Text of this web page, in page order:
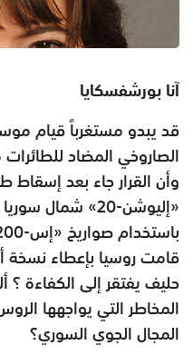
آنا بورشفسكايا
قد يبدو مستغرباً قيام
وأن القرار جاء بعد
قامت روسيا بإعطاء نسخة
حليف يفتقر إلى الكفاءة ؟
المخاطر التي يواجهها
المجال الجوي السوري؟